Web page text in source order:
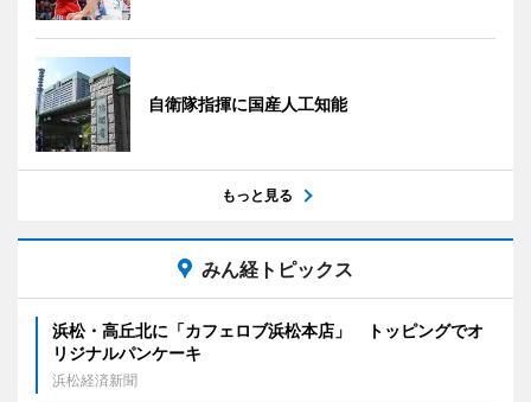
自衛隊指揮に国産人工知能
もっと見る
みん経トピックス
浜松・高丘北に「カフェロブ浜松本店」 トッピングでオ
リジナルパンケーキ
浜松経済新聞